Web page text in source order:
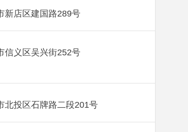
新店区建国路289号
信义区吴兴街252号
北投区石牌路二段201号